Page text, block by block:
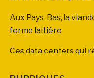
Aux Pays-Bas, la
ferme laitière
Ces data centers qui